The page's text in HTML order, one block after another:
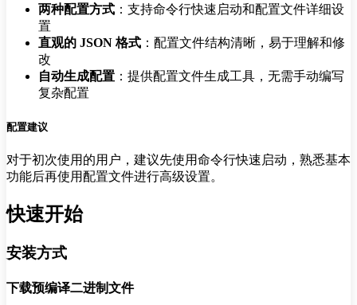
两种配置方式 ：支持命令行快速启动和配置文件详细设
置
直观的 JSON 格式 ：配置文件结构清晰，易于理解和修
改
自动生成配置 ：提供配置文件生成工具，无需手动编写
复杂配置
配置建议
对于初次使用的用户，建议先使用命令行快速启动，熟悉基本
功能后再使用配置文件进行高级设置。
快速开始
安装方式
下载预编译二进制文件